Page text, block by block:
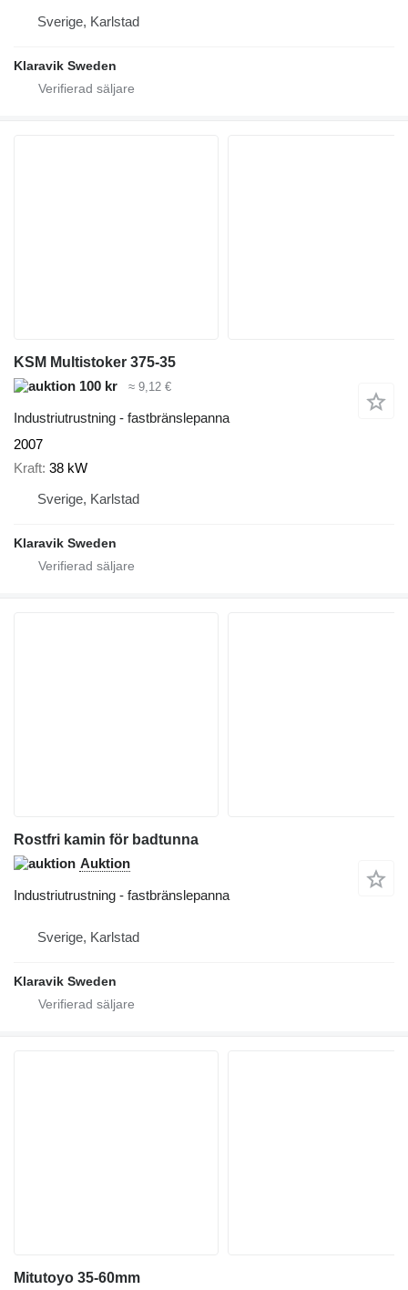
Sverige, Karlstad
Klaravik Sweden
KSM Multistoker 375-35
100 kr
≈ 9,12 €
Industriutrustning - fastbränslepanna
2007
Kraft 38 kW
Sverige, Karlstad
Klaravik Sweden
Rostfri kamin för badtunna
Auktion
Industriutrustning - fastbränslepanna
Sverige, Karlstad
Klaravik Sweden
Mitutoyo 35-60mm